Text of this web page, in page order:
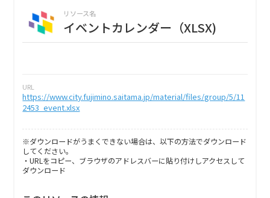
リソース名
イベントカレンダー（XLSX)
URL
https://www.city.fujimino.saitama.jp/material/files/group/5/11
2453_event.xlsx
※ダウンロードがうまくできない場合は、以下の方法でダウンロード
してください。
・URLをコピー、ブラウザのアドレスバーに貼り付けしアクセスして
ダウンロード